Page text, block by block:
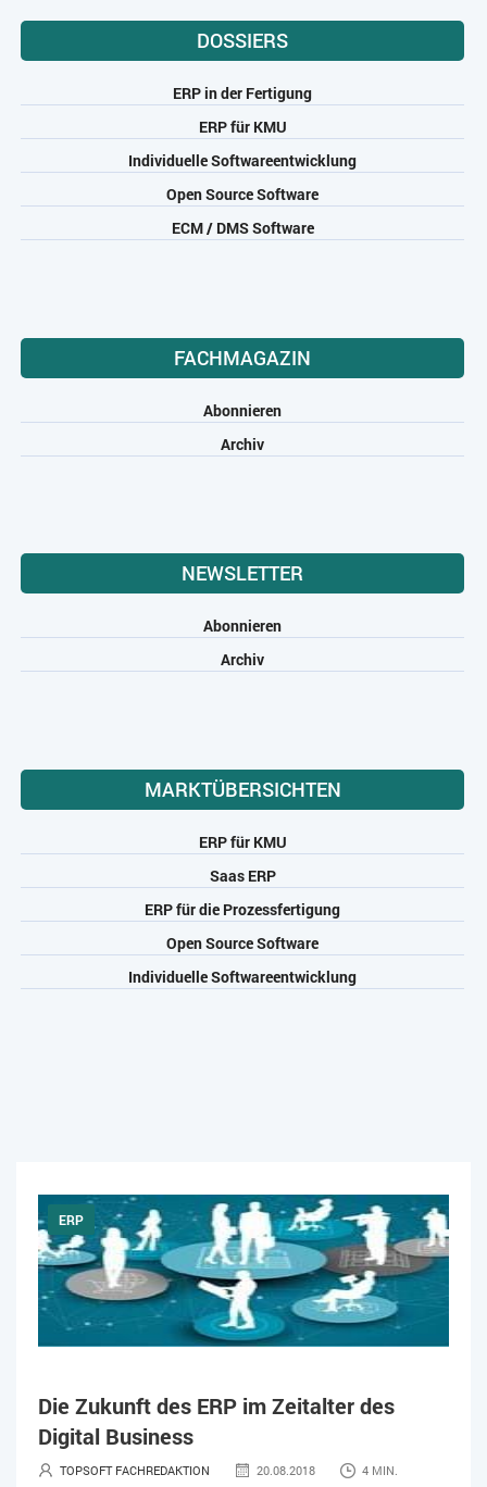
DOSSIERS
ERP in der Fertigung
ERP für KMU
Individuelle Softwareentwicklung
Open Source Software
ECM / DMS Software
FACHMAGAZIN
Abonnieren
Archiv
NEWSLETTER
Abonnieren
Archiv
MARKTÜBERSICHTEN
ERP für KMU
Saas ERP
ERP für die Prozessfertigung
Open Source Software
Individuelle Softwareentwicklung
ERP
Die Zukunft des ERP im Zeitalter des
Digital Business
TOPSOFT FACHREDAKTION 20.08.2018 4 MIN.